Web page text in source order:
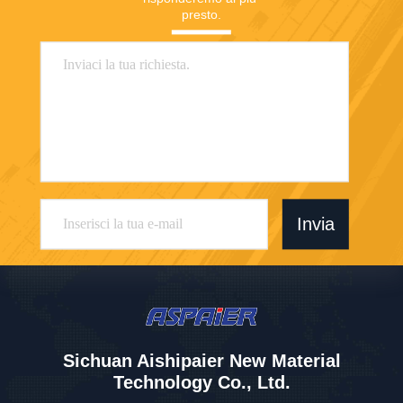
presto.
Invia
Sichuan Aishipaier New Material
Technology Co., Ltd.